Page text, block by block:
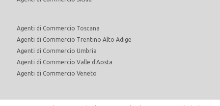
Agenti di Commercio Toscana
Agenti di Commercio Trentino Alto Adige
Agenti di Commercio Umbria
Agenti di Commercio Valle d'Aosta
Agenti di Commercio Veneto